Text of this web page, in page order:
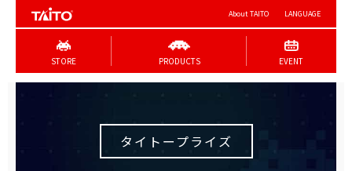
About TAITO LANGUAGE
STORE PRODUCTS EVENT
タイトープライズ